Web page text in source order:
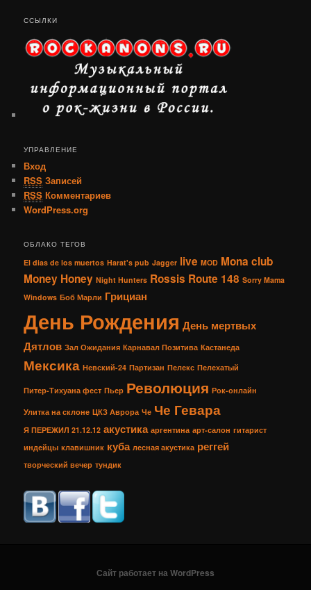
ССЫЛКИ
УПРАВЛЕНИЕ
Вход
RSS Записей
RSS Комментариев
WordPress.org
ОБЛАКО ТЕГОВ
El dias de los muertos Harat's pub Jagger live MOD Mona club
Money Honey Night Hunters Rossis Route 148 Sorry Mama
Windows Боб Марли Грициан
День Рождения День мертвых
Дятлов Зал Ожидания Карнавал Позитива Кастанеда
Мексика Невский-24 Партизан Пелекс Пелехатый
Питер-Тихуана фест Пьер Революция Рок-онлайн
Улитка на склоне ЦКЗ Аврора Че Че Гевара
Я ПЕРЕЖИЛ 21.12.12 акустика аргентина арт-салон гитарист
индейцы клавишник куба лесная акустика реггей
творческий вечер тундик
Сайт работает на WordPress